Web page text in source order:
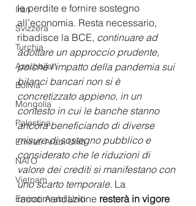
Iran
Svizzera
Turchia
Azerbaijan
Bolivia
Mongolia
Palestina
Emirati Arabi Uniti
NATO
Vietnam
Emirati Arabi Uniti
le perdite e fornire sostegno
all’economia. Resta necessario,
ribadisce la BCE, continuare ad
adottare un approccio prudente,
poiché l’impatto della pandemia sui
bilanci bancari non si è
concretizzato appieno, in un
contesto in cui le banche stanno
ancora beneficiando di diverse
misure di sostegno pubblico e
considerato che le riduzioni di
valore dei crediti si manifestano con
uno scarto temporale. La
raccomandazione resterà in vigore